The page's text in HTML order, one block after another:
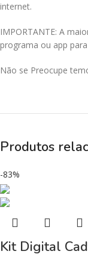
internet.
IMPORTANTE: A
programa ou app
Não se Preocupe
Produtos
-83%
Kit Digital